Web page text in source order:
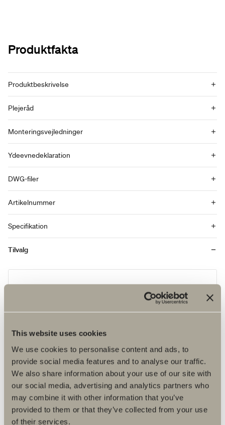
This website uses cookies
We use cookies to personalise content and ads, to
provide social media features and to analyse our traffic.
We also share information about your use of our site with
our social media, advertising and analytics partners who
may combine it with other information that you’ve
provided to them or that they’ve collected from your use
of their services.
Produktfakta
Produktbeskrivelse
Plejeråd
Monteringsvejledninger
Ydeevnedeklaration
DWG-filer
Artikelnummer
Specifikation
Tilvalg
1.770 kr.